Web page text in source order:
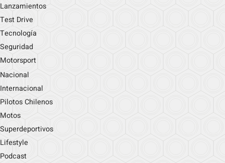
Lanzamientos
Test Drive
Tecnología
Seguridad
Motorsport
Nacional
Internacional
Pilotos Chilenos
Motos
Superdeportivos
Lifestyle
Podcast